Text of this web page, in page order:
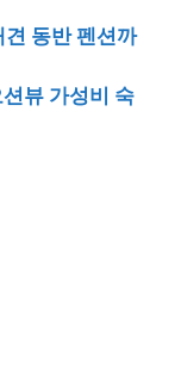
동반 펜션까
뷰 가성비 숙